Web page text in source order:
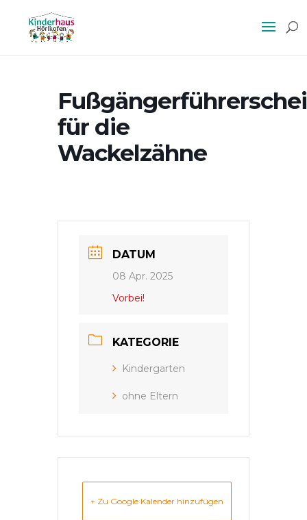
für die
Wackelzähne
DATUM
08 Apr. 2025
Vorbei!
KATEGORIE
Kindergarten
ohne Eltern
+ Zu Google Kalender hinzufügen